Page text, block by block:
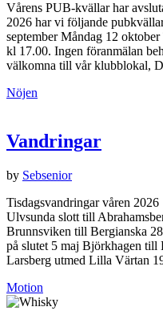
Vårens PUB-kvällar har
2026 har vi följande
september Måndag 12
kl 17.00. Ingen föranmälan
välkomna till vår klubblokal,
Nöjen
Vandringar
by Sebsenior
Tisdagsvandringar våren
Ulvsunda slott till
Brunnsviken till Bergianska
på slutet 5 maj Björkhagen till
Larsberg utmed Lilla Värtan
Motion